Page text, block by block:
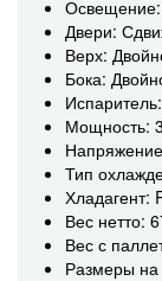
Освещение:
Двери:
Верх:
Бока:
Мощность:
Тип
Хладагент:
Вес нетто:
Вес с
Размеры